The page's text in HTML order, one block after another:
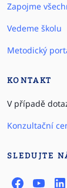
Zapojme
Vedeme školu
Metodický
KONTAKT
V případě
Konzultační
SLEDUJTE